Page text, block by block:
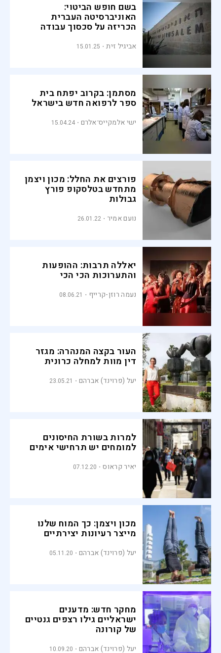
בשם חופש הביטוי:
האוניברסיטה העברית
הכריזה על סכסוך עבודה
אביגיל זית 15.01.25
מסתמן: בקרוב יפתח בית
ספר לרפואה חדש בישראל
ישי אלמקייס־אלרם 15.04.24
פורצים את החלל: מכון ויצמן
מתחדש בטלסקופ פורץ
גבולות
נועם אמיר 26.01.22
יאללה תרבות: ההופעות
והתערוכות הכי הכי
נעמה רוזן-קרייף 08.06.21
העור בקצה המנהרה: מגזר
דין מוות למחלה כרונית
יעל (פרוינד) אברהם 23.05.21
למרות בשורת החיסונים
למומחים יש תרחישי אימים
יאיר קראוס 07.12.20
מכון ויצמן: כך המוח שלנו
מייצר רעיונות יצירתיים
יעל (פרוינד) אברהם 05.11.20
מחקר חדש: מדענים
ישראליים גילו רצפים גנטיים
של קורונה
יעל (פרוינד) אברהם 10.09.20